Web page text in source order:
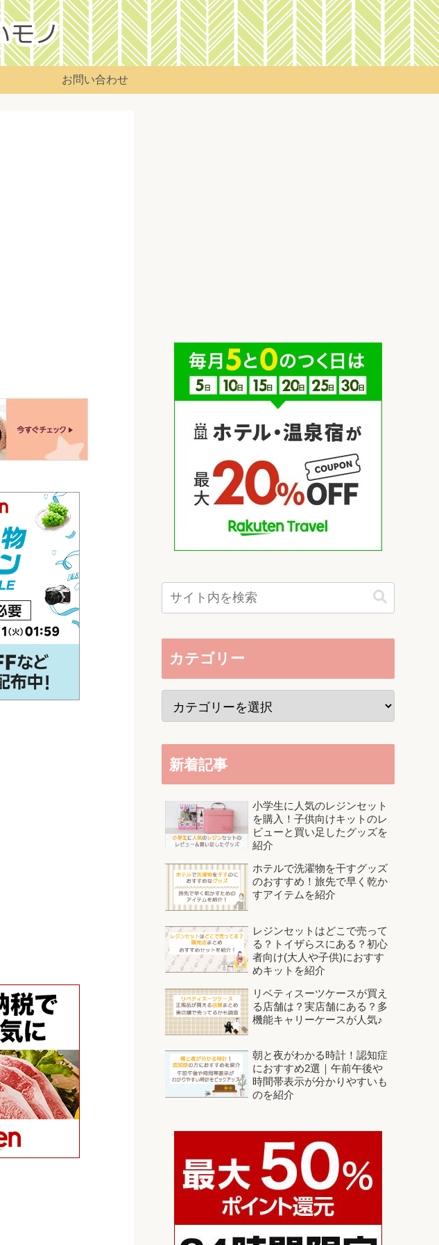
お問い合わせ
カテゴリー
新着記事
小学生に人気のレジンセット
を購入！子供向けキットのレ
ビューと買い足したグッズを
紹介
ホテルで洗濯物を干すグッズ
のおすすめ！旅先で早く乾か
すアイテムを紹介
レジンセットはどこで売って
る？トイザらスにある？初心
者向け(大人や子供)におすす
めキットを紹介
リベティスーツケースが買え
る店舗は？実店舗にある？多
機能キャリーケースが人気♪
朝と夜がわかる時計！認知症
におすすめ2選｜午前午後や
時間帯表示が分かりやすいも
のを紹介